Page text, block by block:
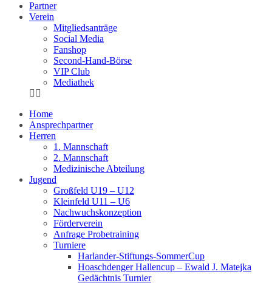
Partner
Verein
Mitgliedsanträge
Social Media
Fanshop
Second-Hand-Börse
VIP Club
Mediathek
Home
Ansprechpartner
Herren
1. Mannschaft
2. Mannschaft
Medizinische Abteilung
Jugend
Großfeld U19 – U12
Kleinfeld U11 – U6
Nachwuchskonzeption
Förderverein
Anfrage Probetraining
Turniere
Harlander-Stiftungs-SommerCup
Hoaschdenger Hallencup – Ewald J. Matejka
Gedächtnis Turnier